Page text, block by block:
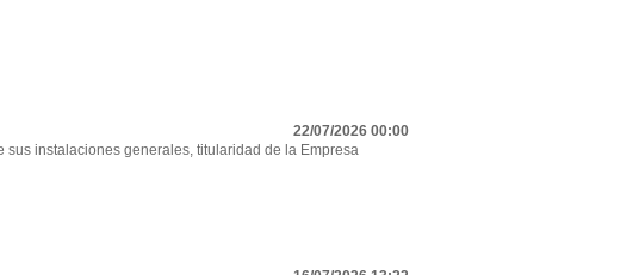
22/07/2026 00:00
instalaciones generales, titularidad de la Empresa